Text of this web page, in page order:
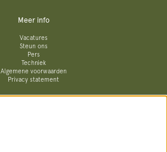
Meer info
Vacatures
Steun ons
Pers
Techniek
Algemene voorwaarden
Privacy statement